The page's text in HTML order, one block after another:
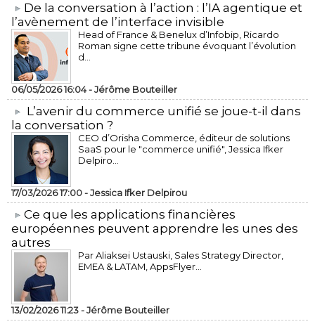
​De la conversation à l’action : l’IA agentique et
l’avènement de l’interface invisible
Head of France & Benelux d’Infobip, Ricardo
Roman signe cette tribune évoquant l’évolution
d...
06/05/2026 16:04 -Jérôme Bouteiller
L’avenir du commerce unifié se joue-t-il dans
la conversation ?
CEO d’Orisha Commerce, éditeur de solutions
SaaS pour le "commerce unifié", Jessica Ifker
Delpiro...
17/03/2026 17:00 -Jessica Ifker Delpirou
​Ce que les applications financières
européennes peuvent apprendre les unes des
autres
Par Aliaksei Ustauski, Sales Strategy Director,
EMEA & LATAM, AppsFlyer...
13/02/2026 11:23 -Jérôme Bouteiller